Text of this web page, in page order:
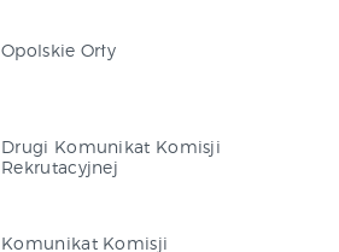
Opolskie Orły
Drugi Komunikat Komisji
Rekrutacyjnej
Komunikat Komisji